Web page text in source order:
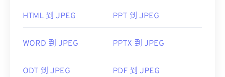
不错的选择。
几乎所有图像查看器程序和应用程序都能识别并打开
图像查看器、图像编辑器或网页浏览器中打开它。要
择“打开方式”。
HTML 到 JPEG PPT 到 JPEG
WORD 到 JPEG PPTX 到 JPEG
ODT 到 JPEG PDF 到 JPEG